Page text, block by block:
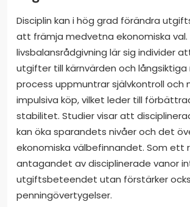
Disciplin kan i hög grad förändra
att främja medvetna ekonomiska val.
livsbalansrådgivning lär sig individer
utgifter till kärnvärden och långsiktiga
process uppmuntrar självkontroll och
impulsiva köp, vilket leder till
stabilitet. Studier visar att
kan öka sparandets nivåer och det
ekonomiska välbefinnandet. Som ett
antagandet av disciplinerade vanor
utgiftsbeteendet utan förstärker
penningövertygelser.